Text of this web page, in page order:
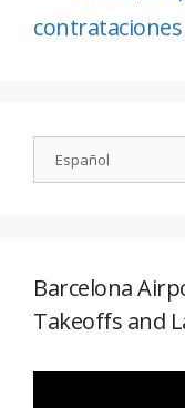
contrataciones
Barcelona
Takeoffs and